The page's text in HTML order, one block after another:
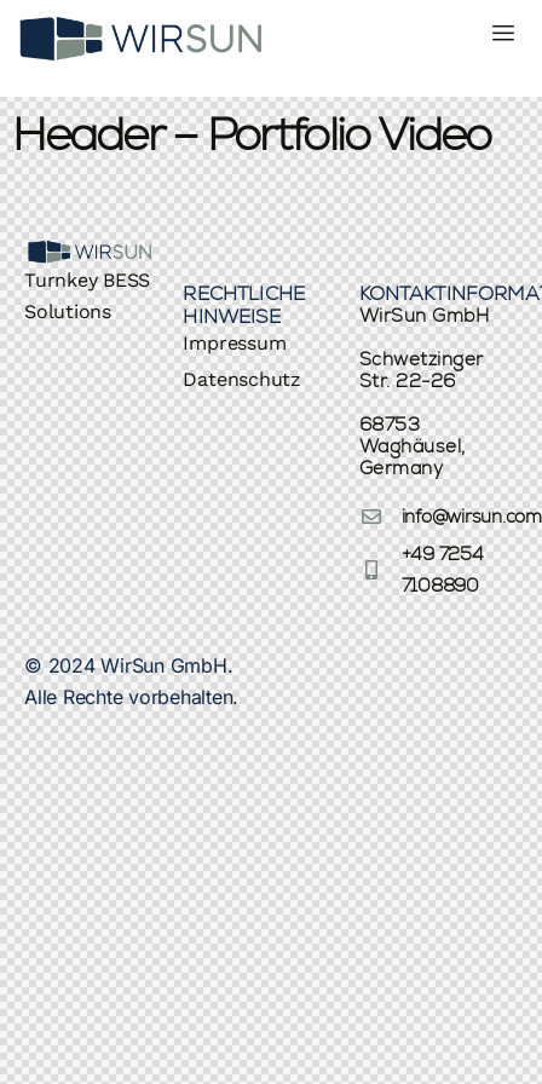
Header – Portfolio Video
Turnkey BESS
Solutions
RECHTLICHE
HINWEISE
Impressum
Datenschutz
WirSun GmbH
Schwetzinger
Str. 22-26
68753
Waghäusel,
Germany
info@wirsun.com
+49 7254
7108890
© 2024 WirSun GmbH.
Alle Rechte vorbehalten.